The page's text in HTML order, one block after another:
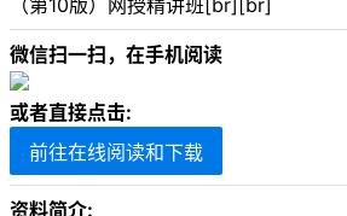
微信扫一扫，在手机阅读
或者直接点击:
前往在线阅读和下载
资料简介: